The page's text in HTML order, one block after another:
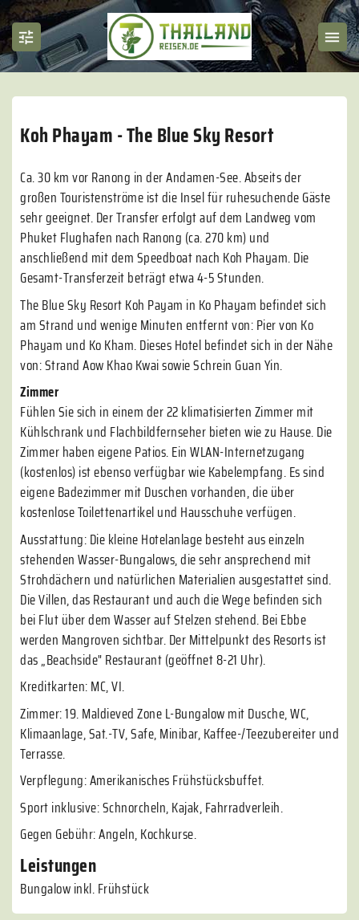
Koh Phayam - The Blue Sky Resort
Ca. 30 km vor Ranong in der Andamen-See. Abseits der
großen Touristenströme ist die Insel für ruhesuchende Gäste
sehr geeignet. Der Transfer erfolgt auf dem Landweg vom
Phuket Flughafen nach Ranong (ca. 270 km) und
anschließend mit dem Speedboat nach Koh Phayam. Die
Gesamt-Transferzeit beträgt etwa 4-5 Stunden.
The Blue Sky Resort Koh Payam in Ko Phayam befindet sich
am Strand und wenige Minuten entfernt von: Pier von Ko
Phayam und Ko Kham. Dieses Hotel befindet sich in der Nähe
von: Strand Aow Khao Kwai sowie Schrein Guan Yin.
Zimmer
Fühlen Sie sich in einem der 22 klimatisierten Zimmer mit
Kühlschrank und Flachbildfernseher bieten wie zu Hause. Die
Zimmer haben eigene Patios. Ein WLAN-Internetzugang
(kostenlos) ist ebenso verfügbar wie Kabelempfang. Es sind
eigene Badezimmer mit Duschen vorhanden, die über
kostenlose Toilettenartikel und Hausschuhe verfügen.
Ausstattung: Die kleine Hotelanlage besteht aus einzeln
stehenden Wasser-Bungalows, die sehr ansprechend mit
Strohdächern und natürlichen Materialien ausgestattet sind.
Die Villen, das Restaurant und auch die Wege befinden sich
bei Flut über dem Wasser auf Stelzen stehend. Bei Ebbe
werden Mangroven sichtbar. Der Mittelpunkt des Resorts ist
das „Beachside" Restaurant (geöffnet 8-21 Uhr).
Kreditkarten: MC, VI.
Zimmer: 19. Maldieved Zone L-Bungalow mit Dusche, WC,
Klimaanlage, Sat.-TV, Safe, Minibar, Kaffee-/Teezubereiter und
Terrasse.
Verpflegung: Amerikanisches Frühstücksbuffet.
Sport inklusive: Schnorcheln, Kajak, Fahrradverleih.
Gegen Gebühr: Angeln, Kochkurse.
Leistungen
Bungalow inkl. Frühstück